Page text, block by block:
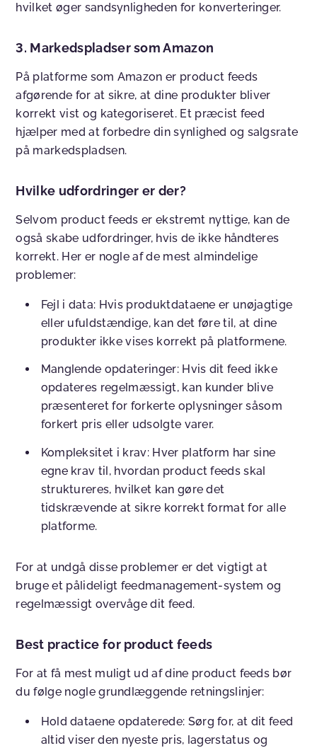
hvilket øger sandsynligheden for konverteringer.
3. Markedspladser som Amazon
På platforme som Amazon er product feeds
afgørende for at sikre, at dine produkter bliver
korrekt vist og kategoriseret. Et præcist feed
hjælper med at forbedre din synlighed og salgsrate
på markedspladsen.
Hvilke udfordringer er der?
Selvom product feeds er ekstremt nyttige, kan de
også skabe udfordringer, hvis de ikke håndteres
korrekt. Her er nogle af de mest almindelige
problemer:
Fejl i data: Hvis produktdataene er unøjagtige
eller ufuldstændige, kan det føre til, at dine
produkter ikke vises korrekt på platformene.
Manglende opdateringer: Hvis dit feed ikke
opdateres regelmæssigt, kan kunder blive
præsenteret for forkerte oplysninger såsom
forkert pris eller udsolgte varer.
Kompleksitet i krav: Hver platform har sine
egne krav til, hvordan product feeds skal
struktureres, hvilket kan gøre det
tidskrævende at sikre korrekt format for alle
platforme.
For at undgå disse problemer er det vigtigt at
bruge et pålideligt feedmanagement-system og
regelmæssigt overvåge dit feed.
Best practice for product feeds
For at få mest muligt ud af dine product feeds bør
du følge nogle grundlæggende retningslinjer:
Hold dataene opdaterede: Sørg for, at dit feed
altid viser den nyeste pris, lagerstatus og